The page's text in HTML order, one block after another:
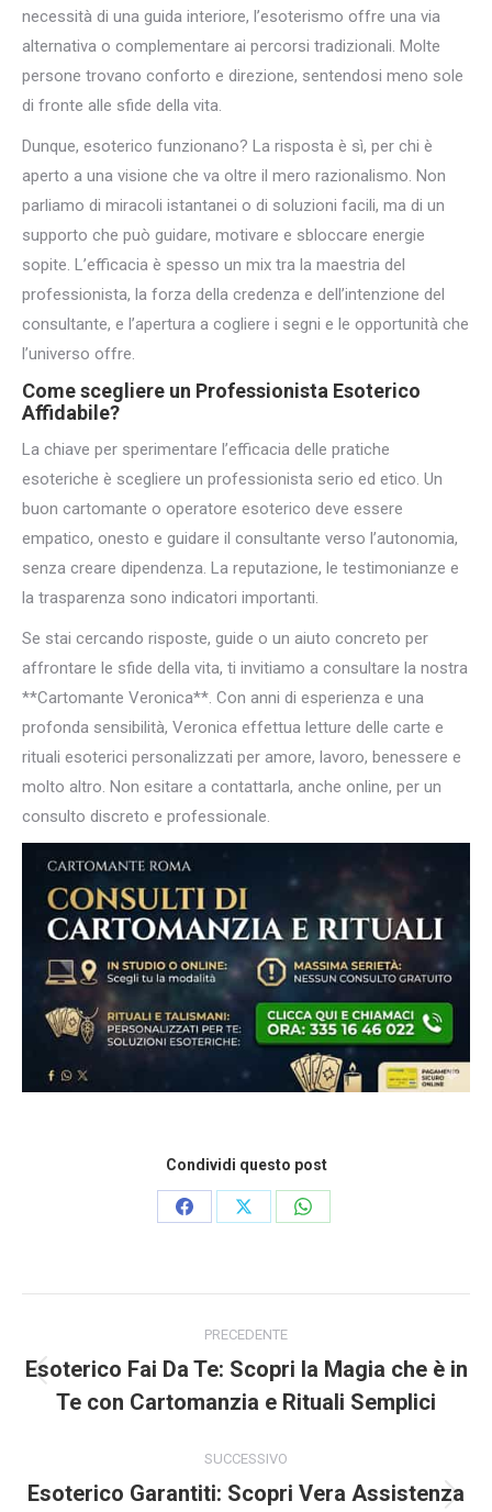
necessità di una guida interiore, l’esoterismo offre una via
alternativa o complementare ai percorsi tradizionali. Molte
persone trovano conforto e direzione, sentendosi meno sole
di fronte alle sfide della vita.
Dunque, esoterico funzionano? La risposta è sì, per chi è
aperto a una visione che va oltre il mero razionalismo. Non
parliamo di miracoli istantanei o di soluzioni facili, ma di un
supporto che può guidare, motivare e sbloccare energie
sopite. L’efficacia è spesso un mix tra la maestria del
professionista, la forza della credenza e dell’intenzione del
consultante, e l’apertura a cogliere i segni e le opportunità che
l’universo offre.
Come scegliere un Professionista Esoterico
Affidabile?
La chiave per sperimentare l’efficacia delle pratiche
esoteriche è scegliere un professionista serio ed etico. Un
buon cartomante o operatore esoterico deve essere
empatico, onesto e guidare il consultante verso l’autonomia,
senza creare dipendenza. La reputazione, le testimonianze e
la trasparenza sono indicatori importanti.
Se stai cercando risposte, guide o un aiuto concreto per
affrontare le sfide della vita, ti invitiamo a consultare la nostra
**Cartomante Veronica**. Con anni di esperienza e una
profonda sensibilità, Veronica effettua letture delle carte e
rituali esoterici personalizzati per amore, lavoro, benessere e
molto altro. Non esitare a contattarla, anche online, per un
consulto discreto e professionale.
Condividi questo post
Condividi
Facebook
Condividi
X
Condividi
WhatsApp
post
PRECEDENTE
Post
precedente:
Esoterico Fai Da Te: Scopri la Magia che è in
Te con Cartomanzia e Rituali Semplici
SUCCESSIVO
Esoterico Garantiti: Scopri Vera Assistenza